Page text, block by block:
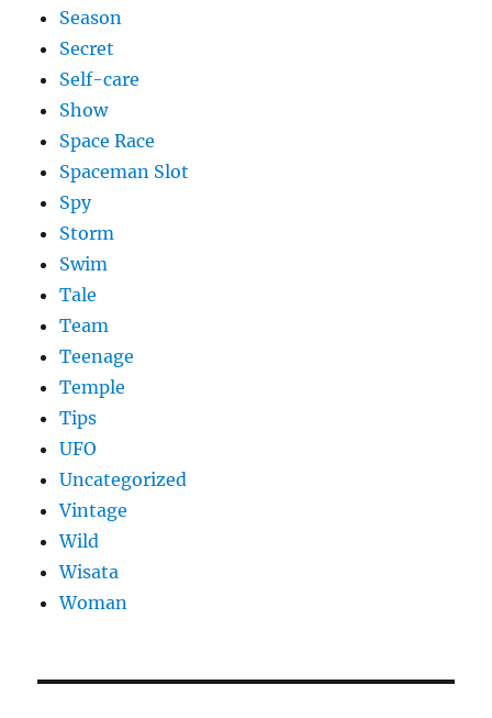
Season
Secret
Self-care
Show
Space Race
Spaceman Slot
Spy
Storm
Swim
Tale
Team
Teenage
Temple
Tips
UFO
Uncategorized
Vintage
Wild
Wisata
Woman